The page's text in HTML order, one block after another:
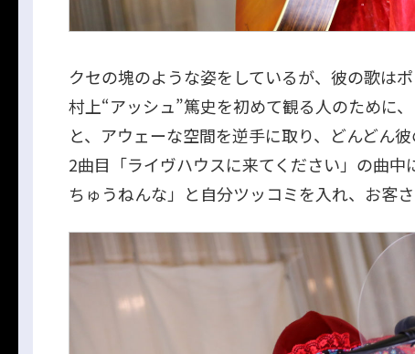
クセの塊のような姿をしているが、彼の歌は
村上“アッシュ”篤史を初めて観る人のために
と、アウェーな空間を逆手に取り、どんどん彼
2曲目「ライヴハウスに来てください」の曲
ちゅうねんな」と自分ツッコミを入れ、お客さ